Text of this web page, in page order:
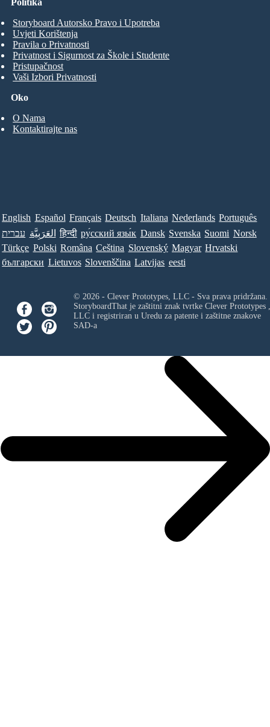
Oko
O Nama
Kontaktirajte nas
Politika
Storyboard Autorsko Pravo i Upotreba
Uvjeti Korištenja
Pravila o Privatnosti
Privatnost i Sigurnost za Škole i Studente
Pristupačnost
Vaši Izbori Privatnosti
English Español Français Deutsch Italiana Nederlands Português
עברית العَرَبِيَّة हिन्दी ру́сский язы́к Dansk Svenska Suomi Norsk
Türkçe Polski Româna Ceština Slovenský Magyar Hrvatski
български Lietuvos Slovenščina Latvijas eesti
© 2026 - Clever Prototypes, LLC - Sva prava pridržana.
StoryboardThat je zaštitni znak tvrtke Clever Prototypes ,
LLCi registriran u Uredu za patente i zaštitne znakove
SAD-a